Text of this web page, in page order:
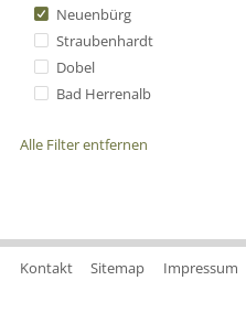
Neuenbürg
Straubenhardt
Dobel
Bad Herrenalb
Alle Filter entfernen
Kontakt Sitemap Impressum